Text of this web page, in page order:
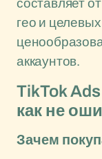
гео и
аккаунтов.
TikTok
как не
Зачем